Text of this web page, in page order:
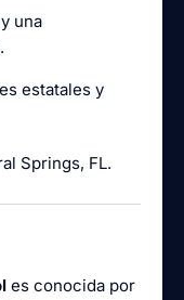
una
estatales y
Springs, FL.
es conocida por